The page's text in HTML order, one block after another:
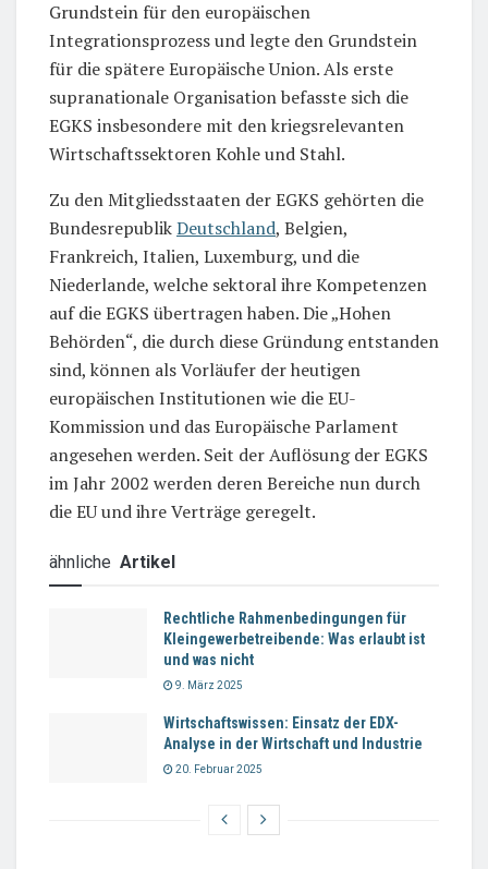
Grundstein für den europäischen
Integrationsprozess und legte den Grundstein
für die spätere Europäische Union. Als erste
supranationale Organisation befasste sich die
EGKS insbesondere mit den kriegsrelevanten
Wirtschaftssektoren Kohle und Stahl.
Zu den Mitgliedsstaaten der EGKS gehörten die
BundesrepublikDeutschland, Belgien,
Frankreich, Italien, Luxemburg, und die
Niederlande, welche sektoral ihre Kompetenzen
auf die EGKS übertragen haben. Die „Hohen
Behörden“, die durch diese Gründung entstanden
sind, können als Vorläufer der heutigen
europäischen Institutionen wie die EU-
Kommission und das Europäische Parlament
angesehen werden. Seit der Auflösung der EGKS
im Jahr 2002 werden deren Bereiche nun durch
die EU und ihre Verträge geregelt.
ähnliche Artikel
Rechtliche Rahmenbedingungen für
Kleingewerbetreibende: Was erlaubt ist
und was nicht
9. März 2025
Wirtschaftswissen: Einsatz der EDX-
Analyse in der Wirtschaft und Industrie
20. Februar 2025